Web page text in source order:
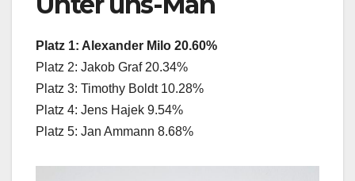
Platz 1: Alexander Milo 20.60%
Platz 2: Jakob Graf 20.34%
Platz 3: Timothy Boldt 10.28%
Platz 4: Jens Hajek 9.54%
Platz 5: Jan Ammann 8.68%